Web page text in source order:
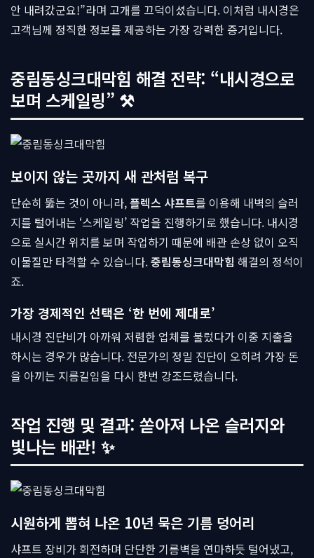
안 내려갔군요!”라며 고개를 끄덕이셨습니다. 이처럼 내시경은
고객님께 정직한 정보를 제공하는 가장 강력한 증거입니다.
중림동싱크대막힘 해결 전략: “내시경으로
보며 스케일링” ⚒
보이지 않는 곳까지 새 관처럼 복구
단순히 뚫는 것이 아니라,플렉스 샤프트를 이용해 내벽의 슬러
지를 털어내는 ‘스케일링’ 작업을 진행하기로 했습니다. 내시경
으로 실시간 위치를 보며 작업하기 때문에 배관 손상 없이 오직
이물질만 타격할 수 있습니다.중림동싱크대막힘 해결의 정석이
죠.
가장 경제적인 선택은 ‘한 번에 제대로’
내시경 진단비가 아까워 저렴한 업체를 불렀다가 이중 지출을
하시는 경우가 많습니다. 전문가의 정밀 진단이 오히려 가장 돈
을 아끼는 지름길임을 다시 한번 강조드렸습니다.
작업 진행 및 결과: 쏟아져 나온 슬러지와
빛나는 배관! ✨
시원하게 뽑혀 나온 10년 묵은 기름 덩어리
샤프트 장비가 회전하며 단단한 기름벽을 연마하듯 털어냈고,